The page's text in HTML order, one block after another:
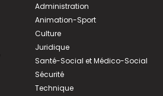
Administration
Animation-Sport
Culture
Juridique
Santé-Social et Médico-Social
Sécurité
Technique